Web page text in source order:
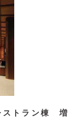
ストラン棟 増